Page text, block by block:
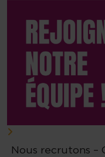
Nous recrutons –